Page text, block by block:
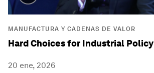
MANUFACTURA Y CADENAS DE VALOR
Hard Choices for Industrial Policy
20 ene, 2026